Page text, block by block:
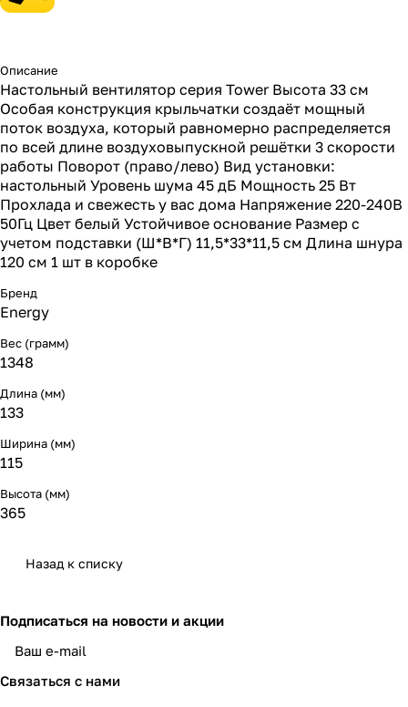
Описание
Настольный вентилятор серия Tower Высота 33 см
Особая конструкция крыльчатки создаёт мощный
поток воздуха, который равномерно распределяется
по всей длине воздуховыпускной решётки 3 скорости
работы Поворот (право/лево) Вид установки:
настольный Уровень шума 45 дБ Мощность 25 Вт
Прохлада и свежесть у вас дома Напряжение 220-240В
50Гц Цвет белый Устойчивое основание Размер с
учетом подставки (Ш*В*Г) 11,5*33*11,5 см Длина шнура
120 см 1 шт в коробке
Бренд
Energy
Вес (грамм)
1348
Длина (мм)
133
Ширина (мм)
115
Высота (мм)
365
Назад к списку
Подписаться на новости и акции
Связаться с нами